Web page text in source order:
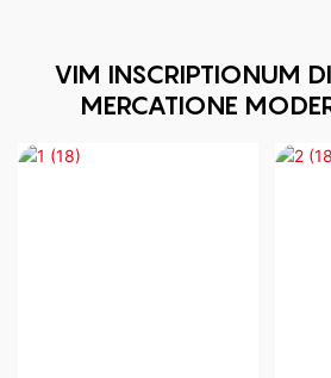
VIM INSCRIPTIONUM
MERCATIONE